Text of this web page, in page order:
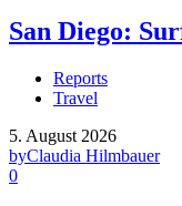
San Diego:
Reports
Travel
5. August 2026
byClaudia Hilmbauer
0